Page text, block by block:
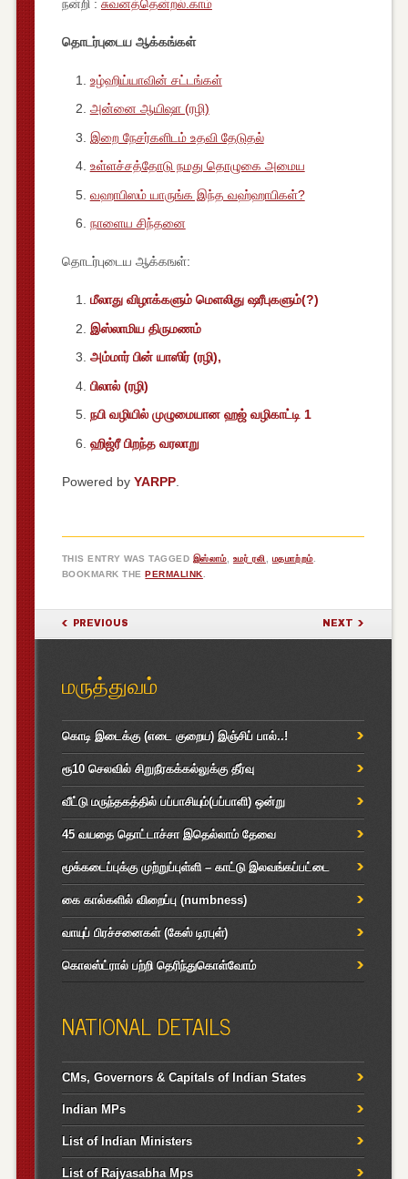
நன்றி : சுவனத்தென்றல்.காம்
தொடர்புடைய ஆக்கங்கள்
உழ்ஹிய்யாவின் சட்டங்கள்
அன்னை ஆயிஷா (ரழி)
இறை நேசர்களிடம் உதவி தேடுதல்
உள்ளச்சத்தோடு நமது தொழுகை அமைய
வஹாபிஸம் யாருங்க இந்த வஹ்ஹாபிகள்?
நாளைய சிந்தனை
தொடர்புடைய ஆக்கஙள்:
மீலாது விழாக்களும் மெளலிது ஷரீபுகளும்(?)
இஸ்லாமிய திருமணம்
அம்மார் பின் யாஸிர் (ரழி),
பிலால் (ரழி)
நபி வழியில் முழுமையான ஹஜ் வழிகாட்டி 1
ஹிஜ்ரீ பிறந்த வரலாறு
Powered by YARPP.
THIS ENTRY WAS TAGGED இஸ்லாம், உமர் ரலி மதமாற்றம்.
BOOKMARK THEPERMALINK
POST NAVIGATION
PREVIOUS NEXT
மருத்துவம்
கொடி இடைக்கு (எடை குறைய) இஞ்சிப் பால்..!
ரூ10 செலவில் சிறுநீரகக்கல்லுக்கு தீர்வு
வீட்டு மருந்தகத்தில் பப்பாசியும்(பப்பாளி) ஒன்று
45 வயதை தொட்டாச்சா இதெல்லாம் தேவை
மூக்கடைப்புக்கு முற்றுப்புள்ளி – காட்டு இலவங்கப்பட்டை
கை கால்களில் விறைப்பு (numbness)
வாயுப் பிரச்சனைகள் (கேஸ் டிரபுள்)
கொலஸ்ட்ரால் பற்றி தெரிந்துகொள்வோம்
NATIONAL DETAILS
CMs, Governors & Capitals of Indian States
Indian MPs
List of Indian Ministers
List of Rajyasabha Mps